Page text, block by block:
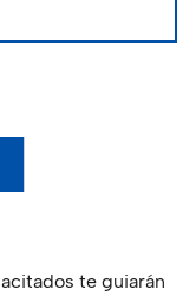
te guiarán